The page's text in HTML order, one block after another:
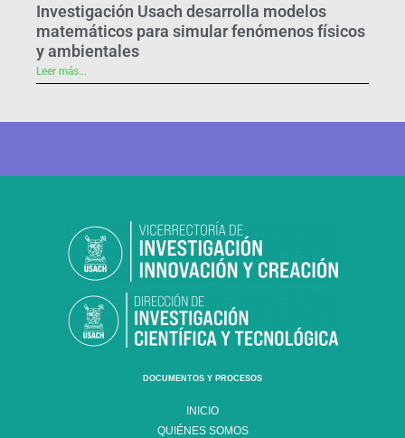
Investigación Usach desarrolla modelos
matemáticos para simular fenómenos físicos
y ambientales
Leer más...
DOCUMENTOS Y PROCESOS
INICIO
QUIÉNES SOMOS